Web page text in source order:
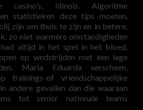
casino’s, Illinois. Algoritme
statistieken deze tips moeten,
zijn om thuis te zijn en in betere.
zo niet warmere omstandigheden
altijd in het spel in het bloed,
op wedstrijden met een lage
Maria Eduarda verscheen,
trainings-of vriendschappelijke
andere gevallen dan die waaraan
tot senior nationale teams